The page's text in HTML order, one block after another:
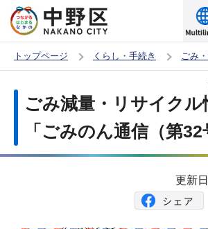
の
ー
トップページ くらし・手続き ごみ
か
ごみ減量・リサイクル
「ごみのん通信（第32
更新